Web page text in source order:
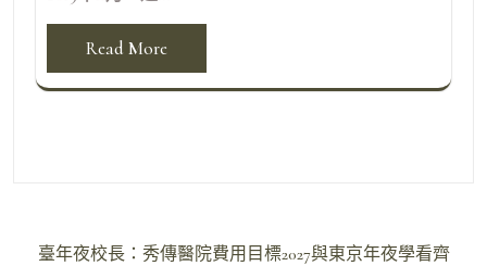
Read More
臺年夜校長：秀傳醫院費用目標2027與東京年夜學看齊